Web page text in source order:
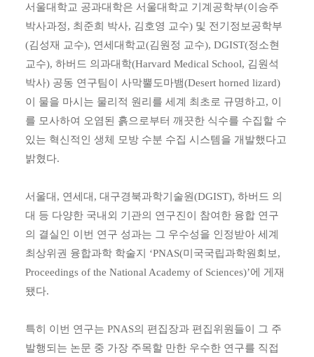
서울대학교 공과대학은 서울대학교 기계공학부(이승주
박사과정, 최준희 박사, 김호영 교수) 및 전기정보공학부
(김성재 교수), 연세대학교(김원정 교수), DGIST(정소현
교수), 하버드 의과대학(Harvard Medical School, 김원석
박사) 공동 연구팀이 사막뿔도마뱀(Desert horned lizard)
이 물을 마시는 물리적 원리를 세계 최초로 규명하고, 이
를 모사하여 오염된 흙으로부터 깨끗한 식수를 수집할 수
있는 혁신적인 생체 모방 수분 수집 시스템을 개발했다고
밝혔다.
서울대, 연세대, 대구경북과학기술원(DGIST), 하버드 의
대 등 다양한 국내외 기관의 연구진이 참여한 융합 연구
의 결실인 이번 연구 성과는 그 우수성을 인정받아 세계
최상위권 융합과학 학술지 ‘PNAS(미국국립과학원회보,
Proceedings of the National Academy of Sciences)’에 게재
됐다.
특히 이번 연구는 PNAS의 편집장과 편집위원들이 그 주
발행되는 논문 중 가장 주목할 만한 우수한 연구를 직접